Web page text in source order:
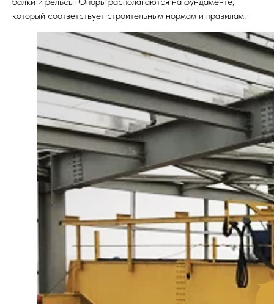
который соответствует строительным нормам и правилам.